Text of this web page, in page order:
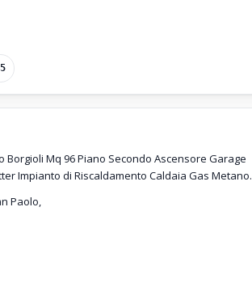
Mq 96 Piano Secondo Ascensore Garage
Impianto di Riscaldamento Caldaia Gas Metano.
Paolo,